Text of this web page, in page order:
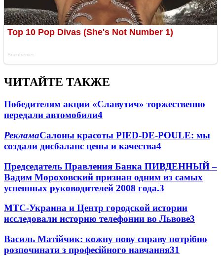
ЧИТАЙТЕ ТАКЖЕ
Победителям акции «Славутич» торжественно
передали автомобили4
РекламаСалоны красоты PIED-DE-POULE: мы
создали дисбаланс цены и качества4
Председатель Правления Банка ПИВДЕННЫЙ –
Вадим Мороховский признан одним из самых
успешных руководителей 2008 года.3
МТС-Украина и Центр городской истории
исследовали историю телефонии во Львове3
Василь Матійчик: кожну нову справу потрібно
розпочинати з професійного навчання31